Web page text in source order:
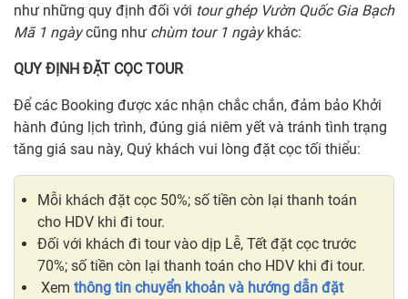
như những quy định đối với tour ghép Vườn Quốc Gia Bạch
Mã 1 ngàycũng như chùm tour 1 ngàykhác:
QUY ĐỊNH ĐẶT CỌC TOUR
Để các Booking được xác nhận chắc chắn, đảm bảo Khởi
hành đúng lịch trình, đúng giá niêm yết và tránh tình trạng
tăng giá sau này, Quý khách vui lòng đặt cọc tối thiểu:
Mỗi khách đặt cọc 50%; số tiền còn lại thanh toán
cho HDV khi đi tour.
Đối với khách đi tour vào dịp Lễ, Tết đặt cọc trước
70%; số tiền còn lại thanh toán cho HDV khi đi tour.​
Xem thông tin chuyển khoản và hướng dẫn đặt